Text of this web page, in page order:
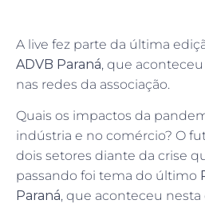
A live fez parte da última
ADVB Paraná, que aconteceu
nas redes da associação.
Quais os impactos da
indústria e no comércio? O
dois setores diante da crise
passando foi tema do último
Paraná, que aconteceu nesta